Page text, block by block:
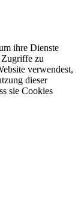
ihre Dienste
Zugriffe zu
verwendest,
dieser
sie Cookies